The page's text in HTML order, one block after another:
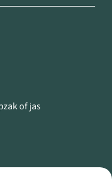
of jas